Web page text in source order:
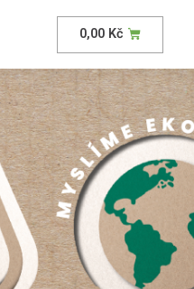
0,00 Kč